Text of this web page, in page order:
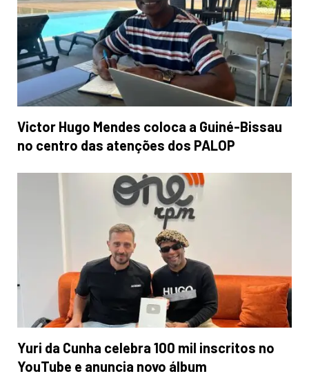
Victor Hugo Mendes coloca a Guiné-Bissau
no centro das atenções dos PALOP
Yuri da Cunha celebra 100 mil inscritos no
YouTube e anuncia novo álbum